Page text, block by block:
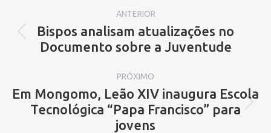
de
post:
ANTERIOR
Post
anterior:
Bispos analisam atualizações no
Documento sobre a Juventude
PRÓXIMO
Próximo
post:
Em Mongomo, Leão XIV inaugura Escola
Tecnológica “Papa Francisco” para
jovens